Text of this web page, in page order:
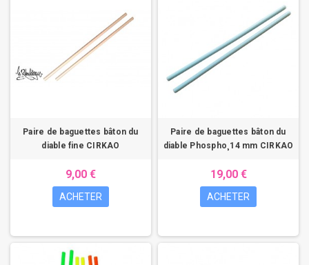
Paire de baguettes bâton du
diable fine CIRKAO
9,00 €
ACHETER
Paire de baguettes bâton du
diable Phospho¸14 mm CIRKAO
19,00 €
ACHETER